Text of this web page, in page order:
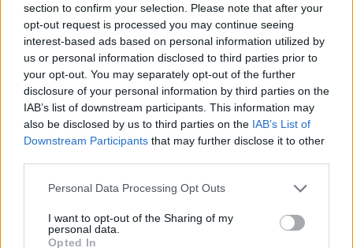
section to confirm your selection. Please note that after your
opt-out request is processed you may continue seeing
interest-based ads based on personal information utilized by
us or personal information disclosed to third parties prior to
your opt-out. You may separately opt-out of the further
disclosure of your personal information by third parties on the
IAB’s list of downstream participants. This information may
also be disclosed by us to third parties on the IAB’s List of
Downstream Participants that may further disclose it to other
Please note that this website/app uses one or more Google
not limited to your visit or usage behaviour. You may click to
grant or deny consent to Google and its third-party tags to
Personal Data Processing Opt Outs
I want to opt-out of the Sharing of my
personal data.
Opted In